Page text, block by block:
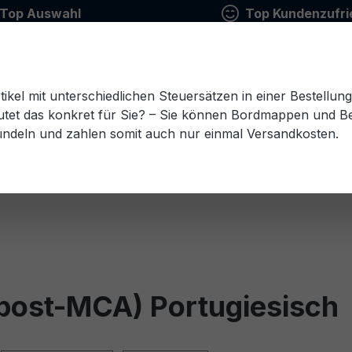
Top Auswahl Top
Estnisch Finnisch Französisch Griechisch
MCA) Portugiesisch
mit unterschiedlichen Steuersätzen in einer
das konkret für Sie? – Sie können Bordmappen und
und zahlen somit auch nur einmal Versandkosten.